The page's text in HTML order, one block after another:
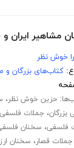
مشاهیر ایران
خوش نظر
کتاب‌های بزرگان و
حزین خوش نظر،
بزرگان، جملات فلسفی
فلسفی، سخنان
جملات قصار، سخنان